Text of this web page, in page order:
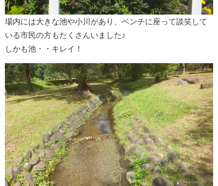
場内には大きな池や小川があり、ベンチに座って談笑して
いる市民の方もたくさんいました♪
しかも池・・キレイ！